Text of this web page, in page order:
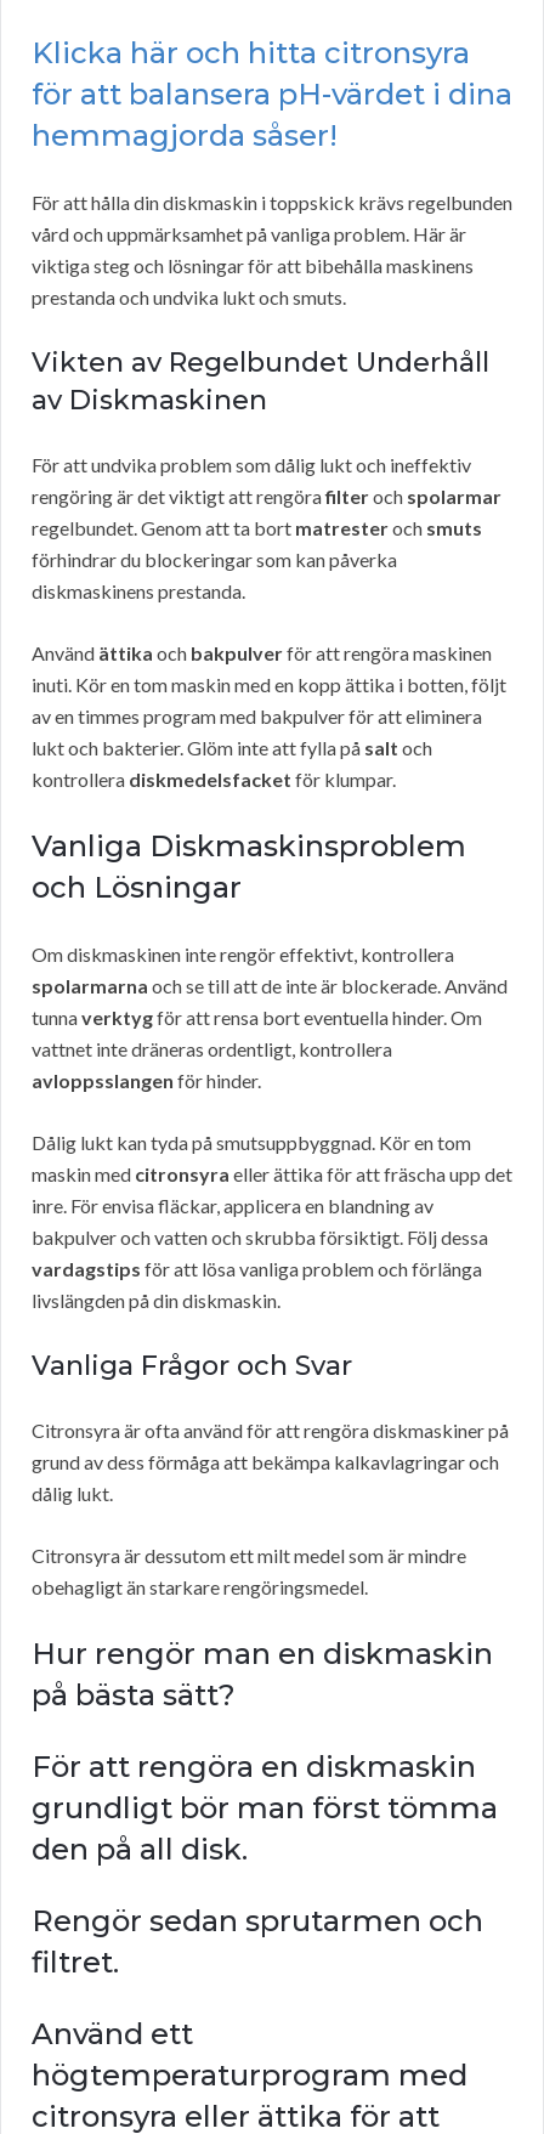
Klicka här och hitta citronsyra
för att balansera pH-värdet i dina
hemmagjorda såser!
För att hålla din diskmaskin i toppskick krävs regelbunden
vård och uppmärksamhet på vanliga problem. Här är
viktiga steg och lösningar för att bibehålla maskinens
prestanda och undvika lukt och smuts.
Vikten av Regelbundet Underhåll
av Diskmaskinen
För att undvika problem som dålig lukt och ineffektiv
rengöring är det viktigt att rengörafilteroch spolarmar
regelbundet. Genom att ta bort matresteroch smuts
förhindrar du blockeringar som kan påverka
diskmaskinens prestanda.
Använd ättika och bakpulverför att rengöra maskinen
inuti. Kör en tom maskin med en kopp ättika i botten, följt
av en timmes program med bakpulver för att eliminera
lukt och bakterier. Glöm inte att fylla på salt och
kontrollera diskmedelsfacket för klumpar.
Vanliga Diskmaskinsproblem
och Lösningar
Om diskmaskinen inte rengör effektivt, kontrollera
spolarmarna och se till att de inte är blockerade. Använd
tunnaverktygför att rensa bort eventuella hinder. Om
vattnet inte dräneras ordentligt, kontrollera
avloppsslangen för hinder.
Dålig lukt kan tyda på smutsuppbyggnad. Kör en tom
maskin med citronsyra eller ättika för att fräscha upp det
inre. För envisa fläckar, applicera en blandning av
bakpulver och vatten och skrubba försiktigt. Följ dessa
vardagstips för att lösa vanliga problem och förlänga
livslängden på din diskmaskin.
Vanliga Frågor och Svar
Citronsyra är ofta använd för att rengöra diskmaskiner på
grund av dess förmåga att bekämpa kalkavlagringar och
dålig lukt.
Citronsyra är dessutom ett milt medel som är mindre
obehagligt än starkare rengöringsmedel.
Hur rengör man en diskmaskin
på bästa sätt?
För att rengöra en diskmaskin
grundligt bör man först tömma
den på all disk.
Rengör sedan sprutarmen och
filtret.
Använd ett
högtemperaturprogram med
citronsyra eller ättika för att